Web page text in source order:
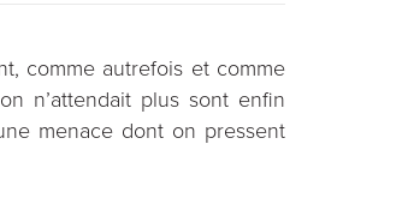
comme autrefois et comme
n’attendait plus sont enfin
menace dont on pressent